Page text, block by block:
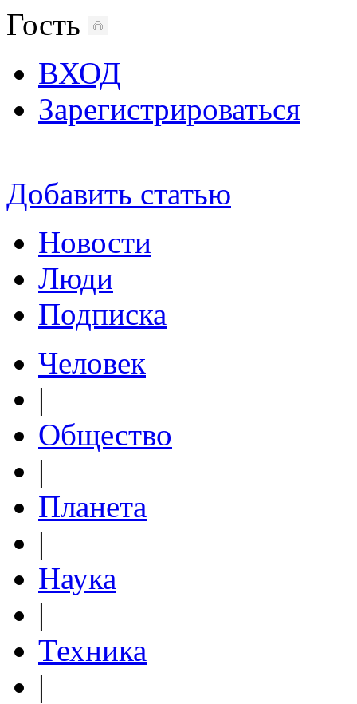
Гость
ВХОД
Зарегистрироваться
Добавить статью
Новости
Люди
Подписка
Человек
|
Общество
|
Планета
|
Наука
|
Техника
|